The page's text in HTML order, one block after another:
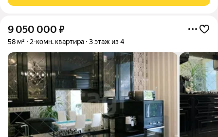
9 050 000 ₽
58 м² 2-комн. квартира 3 этаж из 4